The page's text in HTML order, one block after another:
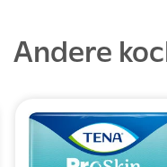
Andere